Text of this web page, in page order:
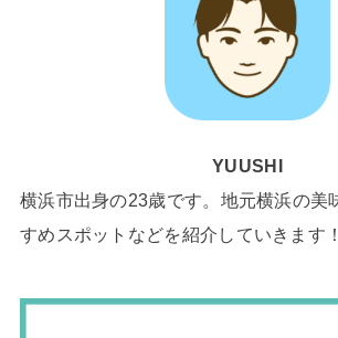
YUUSHI
横浜市出身の23歳です。地元横浜の美
すめスポットなどを紹介していきます！